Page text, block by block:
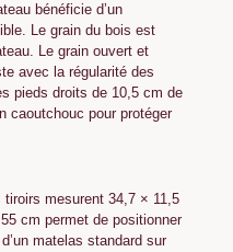
bénéficie d’un
Le grain du bois est
Le grain ouvert et
avec la régularité des
pieds droits de 10,5 cm de
caoutchouc pour protéger
mesurent 34,7 × 11,5
cm permet de positionner
matelas standard sur